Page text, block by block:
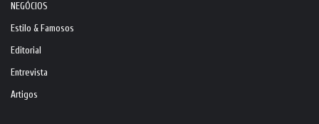
NEGÓCIOS
Estilo & Famosos
Editorial
Entrevista
Artigos